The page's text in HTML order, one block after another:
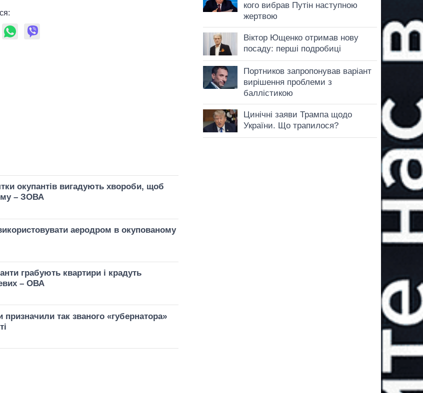
окупантів вигадують хвороби, щоб
– ЗОВА
аеродром в окупованому
грабують квартири і крадуть
– ОВА
призначили так званого «губернатора»